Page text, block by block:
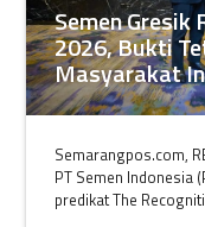
Semen Gresik
2026, Bukti
Masyarakat
Semarangpos.com,
PT Semen Indonesia
predikat The